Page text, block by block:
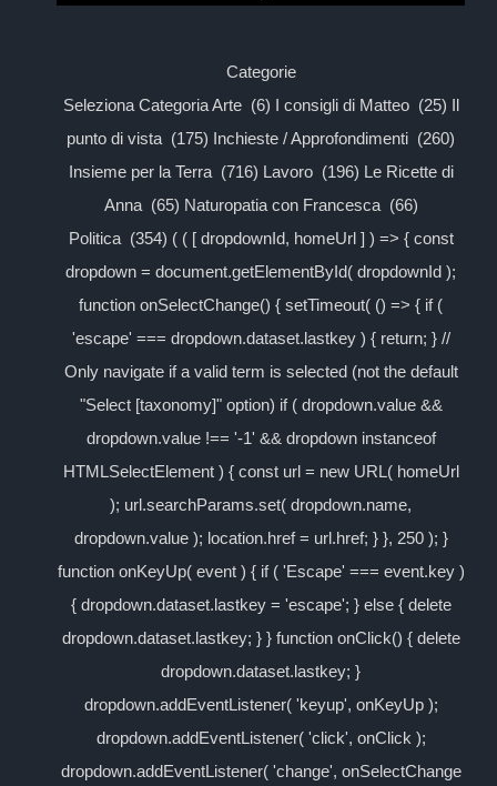
Categorie
Seleziona Categoria Arte (6) I consigli di Matteo (25) Il
punto di vista (175) Inchieste / Approfondimenti (260)
Insieme per la Terra (716) Lavoro (196) Le Ricette di
Anna (65) Naturopatia con Francesca (66)
Politica (354) ( ( [ dropdownId, homeUrl ] ) => { const
dropdown = document.getElementById( dropdownId );
function onSelectChange() { setTimeout( () => { if (
'escape' === dropdown.dataset.lastkey ) { return; } //
Only navigate if a valid term is selected (not the default
"Select [taxonomy]" option) if ( dropdown.value &&
dropdown.value !== '-1' && dropdown instanceof
HTMLSelectElement ) { const url = new URL( homeUrl
); url.searchParams.set( dropdown.name,
dropdown.value ); location.href = url.href; } }, 250 ); }
function onKeyUp( event ) { if ( 'Escape' === event.key )
{ dropdown.dataset.lastkey = 'escape'; } else { delete
dropdown.dataset.lastkey; } } function onClick() { delete
dropdown.dataset.lastkey; }
dropdown.addEventListener( 'keyup', onKeyUp );
dropdown.addEventListener( 'click', onClick );
dropdown.addEventListener( 'change', onSelectChange